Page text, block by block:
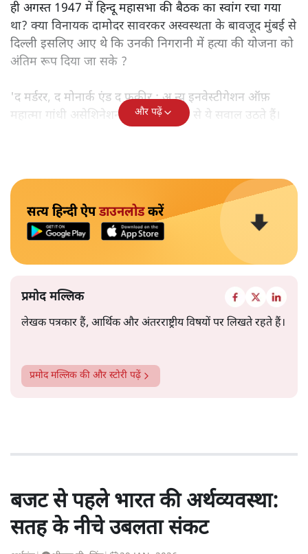
ही अगस्त 1947 में हिन्दू महासभा की बैठक का स्वांग रचा गया
था? क्या विनायक दामोदर सावरकर अस्वस्थता के बावजूद मुंबई से
दिल्ली इसलिए आए थे कि उनकी निगरानी में हत्या की योजना को
अंतिम रूप दिया जा सके ?
'द मर्डरर, द मोनार्क एंड द फ़कीर : अ न्यू इनवेस्टीगेशन ऑफ़
महात्मा गांधी असेशिनेशन' नामक किताब से ये सवाल उठते हैं।
और पढ़ें
सत्य हिन्दी ऐपडाउनलोडकरें
प्रमोद मल्लिक
लेखक पत्रकार हैं, आर्थिक और अंतरराष्ट्रीय विषयों पर लिखते रहते हैं।
प्रमोद मल्लिक की और स्टोरी पढ़ें
बजट से पहले भारत की अर्थव्यवस्था:
सतह के नीचे उबलता संकट